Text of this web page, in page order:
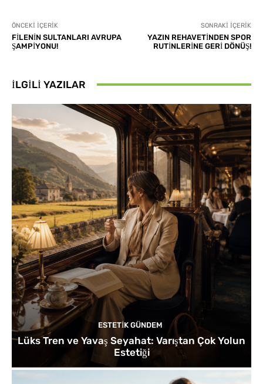
ÖNCEKI İÇERIK
FİLENİN SULTANLARI AVRUPA
ŞAMPİYONU!
SONRAKI İÇERIK
YAZIN REHAVETİNDEN SPOR
RUTİNLERİNE GERİ DÖNÜŞ!
İLGILI YAZILAR
ESTETIK GÜNDEM
Lüks Tren ve Yavaş Seyahat: Varıştan Çok Yolun
Estetiği